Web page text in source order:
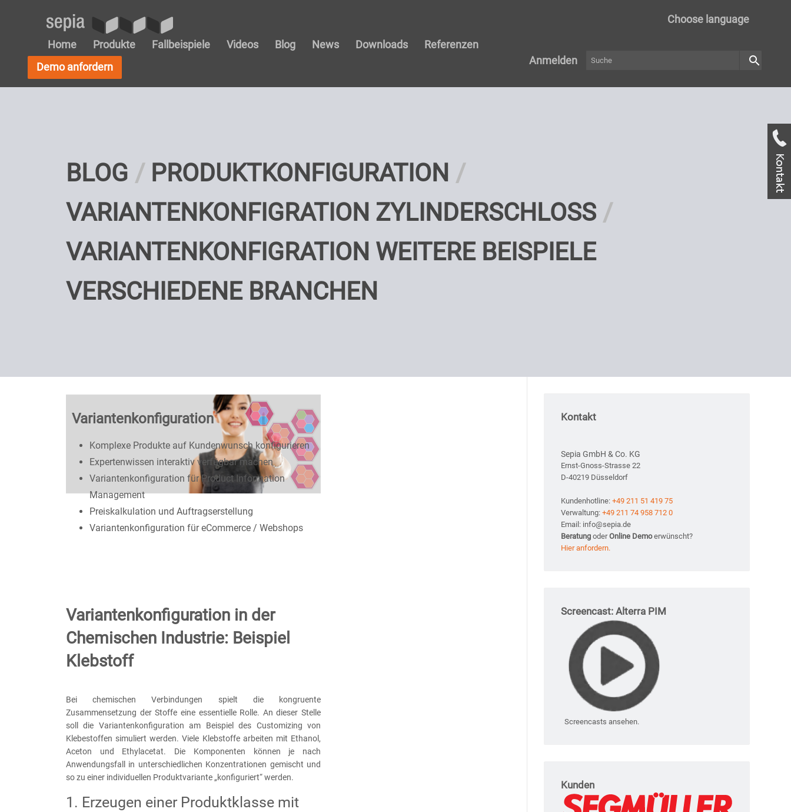
Choose language
Home Produkte Fallbeispiele Videos Blog News Downloads
Referenzen
Demo anfordern
Anmelden search
BLOG
PRODUKTKONFIGURATION
VARIANTENKONFIGRATION ZYLINDERSCHLOSS
VARIANTENKONFIGRATION WEITERE BEISPIELE
VERSCHIEDENE BRANCHEN
Variantenkonfiguration
Komplexe Produkte auf Kundenwunsch konfigurieren
Expertenwissen interaktiv verfügbar machen
Variantenkonfiguration für Product Information
Management
Preiskalkulation und Auftragserstellung
Variantenkonfiguration für eCommerce / Webshops
Variantenkonfiguration in der
Chemischen Industrie: Beispiel
Klebstoff
Bei chemischen Verbindungen spielt die kongruente
Zusammensetzung der Stoffe eine essentielle Rolle. An dieser Stelle
soll die Variantenkonfiguration am Beispiel des Customizing von
Klebestoffen simuliert werden. Viele Klebstoffe arbeiten mit Ethanol,
Aceton und Ethylacetat. Die Komponenten können je nach
Anwendungsfall in unterschiedlichen Konzentrationen gemischt und
so zu einer individuellen Produktvariante „konfiguriert“ werden.
1. Erzeugen einer Produktklasse mit
Kontakt
Sepia GmbH & Co. KG
Ernst-Gnoss-Strasse 22
D-40219 Düsseldorf
Kundenhotline: +49 211 51 419 75
Verwaltung: +49 211 74 958 712 0
Email: info@sepia.de
Beratung oderOnline Demoerwünscht?
Hier anfordern.
Screencast: Alterra PIM
Screencasts ansehen.
Kunden